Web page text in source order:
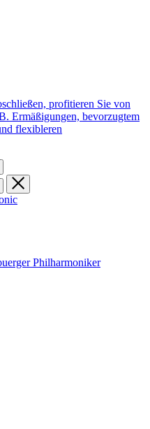
profitieren Sie von
Ermäßigungen, bevorzugtem
flexibleren
Philharmoniker